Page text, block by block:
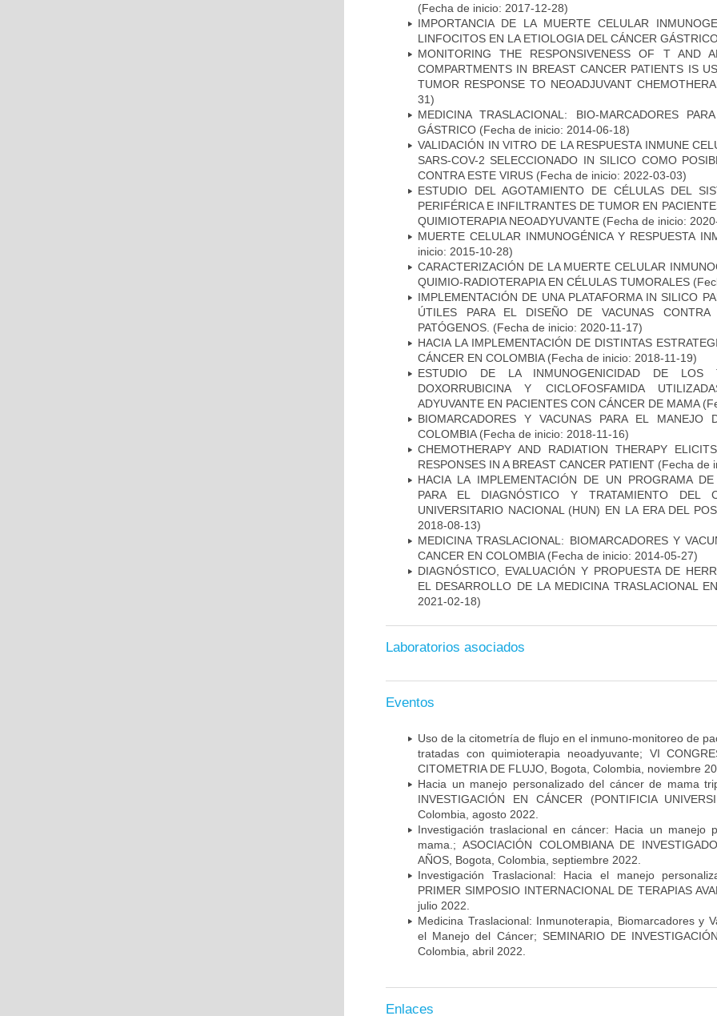
(Fecha de inicio: 2017-12-28)
IMPORTANCIA DE LA MUERTE CELULAR
LINFOCITOS EN LA ETIOLOGIA DEL CÁNCER
MONITORING THE RESPONSIVENESS OF T AND
COMPARTMENTS IN BREAST CANCER PATIENTS IS
TUMOR RESPONSE TO NEOADJUVANT
31)
MEDICINA TRASLACIONAL: BIO-MARCADORES
GÁSTRICO (Fecha de inicio: 2014-06-18)
VALIDACIÓN IN VITRO DE LA RESPUESTA INMUNE
SARS-COV-2 SELECCIONADO IN SILICO COMO
CONTRA ESTE VIRUS (Fecha de inicio: 2022-03-03)
ESTUDIO DEL AGOTAMIENTO DE CÉLULAS DEL
PERIFÉRICA E INFILTRANTES DE TUMOR EN
QUIMIOTERAPIA NEOADYUVANTE (Fecha de inicio:
MUERTE CELULAR INMUNOGÉNICA Y RESPUESTA
inicio: 2015-10-28)
CARACTERIZACIÓN DE LA MUERTE CELULAR
QUIMIO-RADIOTERAPIA EN CÉLULAS TUMORALES
IMPLEMENTACIÓN DE UNA PLATAFORMA IN SILICO
ÚTILES PARA EL DISEÑO DE VACUNAS
PATÓGENOS. (Fecha de inicio: 2020-11-17)
HACIA LA IMPLEMENTACIÓN DE DISTINTAS
CÁNCER EN COLOMBIA(Fecha de inicio: 2018-11-19)
ESTUDIO DE LA INMUNOGENICIDAD DE LOS
DOXORRUBICINA Y CICLOFOSFAMIDA
ADYUVANTE EN PACIENTES CON CÁNCER DE MAMA
BIOMARCADORES Y VACUNAS PARA EL MANEJO
COLOMBIA(Fecha de inicio: 2018-11-16)
CHEMOTHERAPY AND RADIATION THERAPY
RESPONSES IN A BREAST CANCER PATIENT (Fecha de
HACIA LA IMPLEMENTACIÓN DE UN PROGRAMA
PARA EL DIAGNÓSTICO Y TRATAMIENTO DEL
UNIVERSITARIO NACIONAL (HUN) EN LA ERA DEL
2018-08-13)
MEDICINA TRASLACIONAL: BIOMARCADORES Y
CANCER EN COLOMBIA(Fecha de inicio: 2014-05-27)
DIAGNÓSTICO, EVALUACIÓN Y PROPUESTA DE
EL DESARROLLO DE LA MEDICINA TRASLACIONAL
2021-02-18)
Laboratorios asociados
Eventos
Uso de la citometría de flujo en el inmuno-monitoreo de
tratadas con quimioterapia neoadyuvante; VI
CITOMETRIA DE FLUJO, Bogota, Colombia, noviembre
Hacia un manejo personalizado del cáncer de mama
INVESTIGACIÓN EN CÁNCER (PONTIFICIA
Colombia, agosto 2022.
Investigación traslacional en cáncer: Hacia un manejo
mama.; ASOCIACIÓN COLOMBIANA DE
AÑOS, Bogota, Colombia, septiembre 2022.
Investigación Traslacional: Hacia el manejo
PRIMER SIMPOSIO INTERNACIONAL DE TERAPIAS
julio 2022.
Medicina Traslacional: Inmunoterapia, Biomarcadores y
el Manejo del Cáncer; SEMINARIO DE
Colombia, abril 2022.
Enlaces